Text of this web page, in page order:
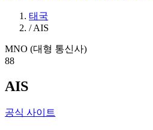
태국
/ AIS
MNO (대형 통신사)
88
AIS
공식 사이트